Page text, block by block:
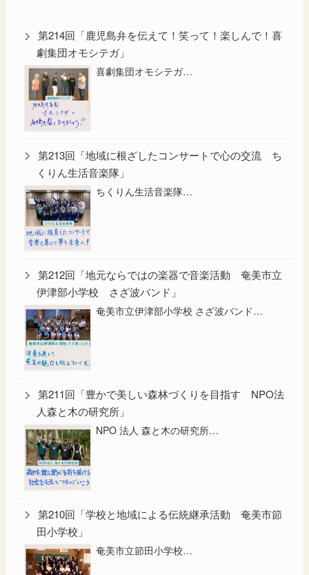
第214回「鹿児島弁を伝えて！笑って！楽しんで！喜
劇集団オモシテガ」
喜劇集団オモシテガ…
第213回「地域に根ざしたコンサートで心の交流 ち
くりん生活音楽隊」
ちくりん生活音楽隊…
第212回「地元ならではの楽器で音楽活動 奄美市立
伊津部小学校 さざ波バンド」
奄美市立伊津部小学校 さざ波バンド…
第211回「豊かで美しい森林づくりを目指す NPO法
人森と木の研究所」
NPO 法人 森と木の研究所…
第210回「学校と地域による伝統継承活動 奄美市節
田小学校」
奄美市立節田小学校…